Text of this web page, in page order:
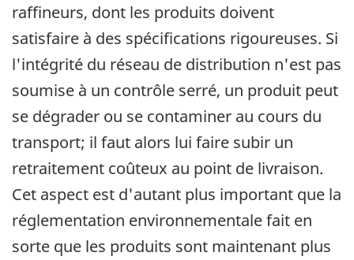
raffineurs, dont les produits doivent
satisfaire à des spécifications rigoureuses. Si
l'intégrité du réseau de distribution n'est pas
soumise à un contrôle serré, un produit peut
se dégrader ou se contaminer au cours du
transport; il faut alors lui faire subir un
retraitement coûteux au point de livraison.
Cet aspect est d'autant plus important que la
réglementation environnementale fait en
sorte que les produits sont maintenant plus